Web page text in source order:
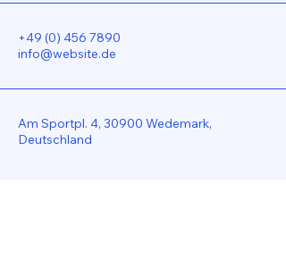
+49 (0) 456 7890
info@website.de
Am Sportpl. 4, 30900 Wedemark,
Deutschland